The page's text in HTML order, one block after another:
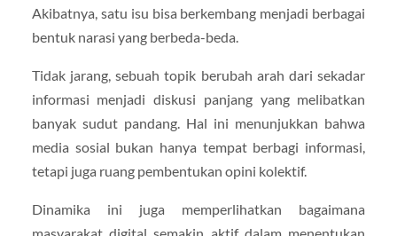
Akibatnya, satu isu bisa berkembang menjadi berbagai
bentuk narasi yang berbeda-beda.
Tidak jarang, sebuah topik berubah arah dari sekadar
informasi menjadi diskusi panjang yang melibatkan
banyak sudut pandang. Hal ini menunjukkan bahwa
media sosial bukan hanya tempat berbagi informasi,
tetapi juga ruang pembentukan opini kolektif.
Dinamika ini juga memperlihatkan bagaimana